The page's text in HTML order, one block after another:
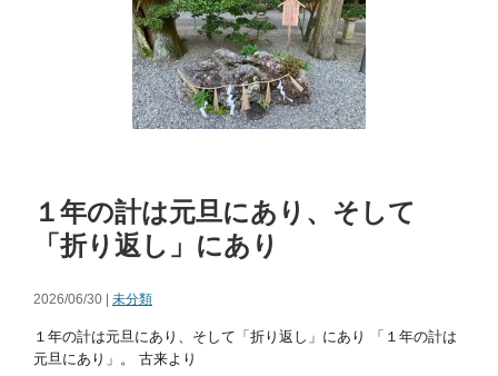
１年の計は元旦にあり、そして
「折り返し」にあり
2026/06/30 | 未分類
１年の計は元旦にあり、そして「折り返し」にあり 「１年の計は
元旦にあり」。 古来より